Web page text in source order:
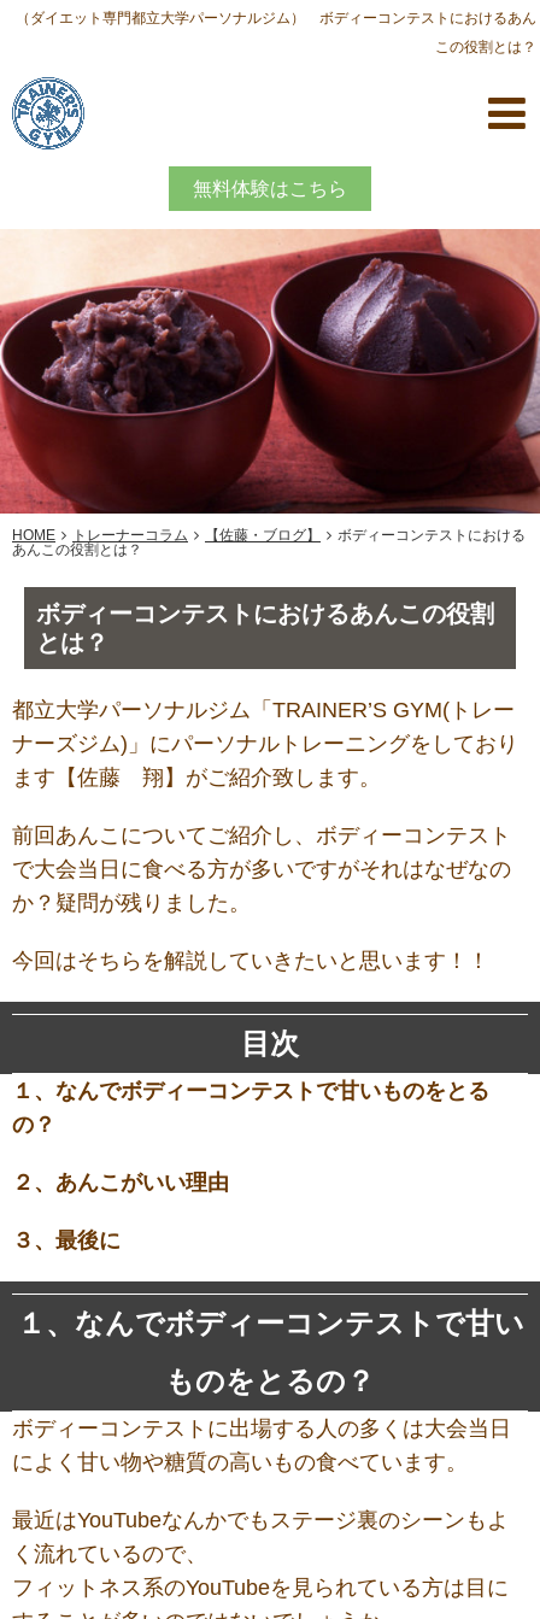
（ダイエット専門都立大学パーソナルジム） ボディーコンテストにおけるあん
この役割とは？
無料体験はこちら
HOME トレーナーコラム 【佐藤・ブログ】
ボディーコンテストにおける
あんこの役割とは？
ボディーコンテストにおけるあんこの役割
とは？
都立大学パーソナルジム「TRAINER’S GYM(トレー
ナーズジム)」にパーソナルトレーニングをしており
ます【佐藤 翔】がご紹介致します。
前回あんこについてご紹介し、ボディーコンテスト
で大会当日に食べる方が多いですがそれはなぜなの
か？疑問が残りました。
今回はそちらを解説していきたいと思います！！
目次
１、なんでボディーコンテストで甘いものをとる
の？
２、あんこがいい理由
３、最後に
１、なんでボディーコンテストで甘い
ものをとるの？
ボディーコンテストに出場する人の多くは大会当日
によく甘い物や糖質の高いもの食べています。
最近はYouTubeなんかでもステージ裏のシーンもよ
く流れているので、
フィットネス系のYouTubeを見られている方は目に